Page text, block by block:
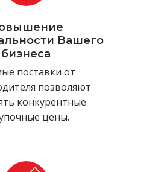
Вашего
бизнеса
поставки от
позволяют
конкурентные
цены.